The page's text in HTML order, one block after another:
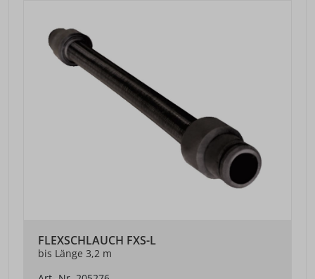
FLEXSCHLAUCH FXS-L
bis Länge 3,2 m